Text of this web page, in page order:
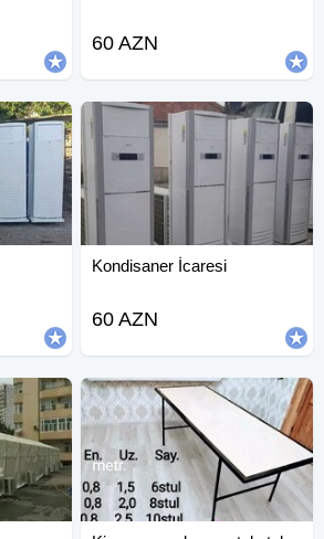
60 AZN
Kondisaner İcaresi
60 AZN